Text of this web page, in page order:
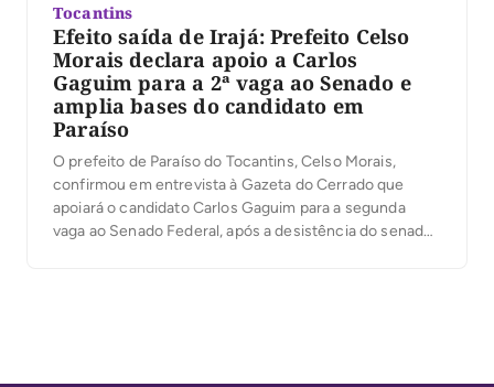
Tocantins
Efeito saída de Irajá: Prefeito Celso
Morais declara apoio a Carlos
Gaguim para a 2ª vaga ao Senado e
amplia bases do candidato em
Paraíso
O prefeito de Paraíso do Tocantins, Celso Morais,
confirmou em entrevista à Gazeta do Cerrado que
apoiará o candidato Carlos Gaguim para a segunda
vaga ao Senado Federal, após a desistência do senador